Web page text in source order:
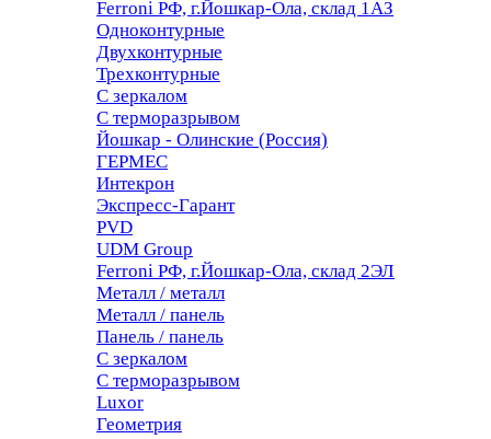
Ferroni РФ, г.Йошкар-Ола, склад 1АЗ
Одноконтурные
Двухконтурные
Трехконтурные
С зеркалом
С терморазрывом
Йошкар - Олинские (Россия)
ГЕРМЕС
Интекрон
Экспресс-Гарант
PVD
UDM Group
Ferroni РФ, г.Йошкар-Ола, склад 2ЭЛ
Металл / металл
Металл / панель
Панель / панель
С зеркалом
С терморазрывом
Luxor
Геометрия